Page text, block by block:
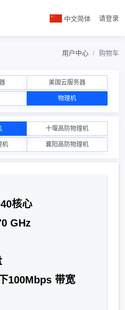
中文简体 请登录
用户中心 购物车
美国云服务器
物理机
十堰高防物理机
机 襄阳高防物理机
核心
GHz
100Mbps 带宽